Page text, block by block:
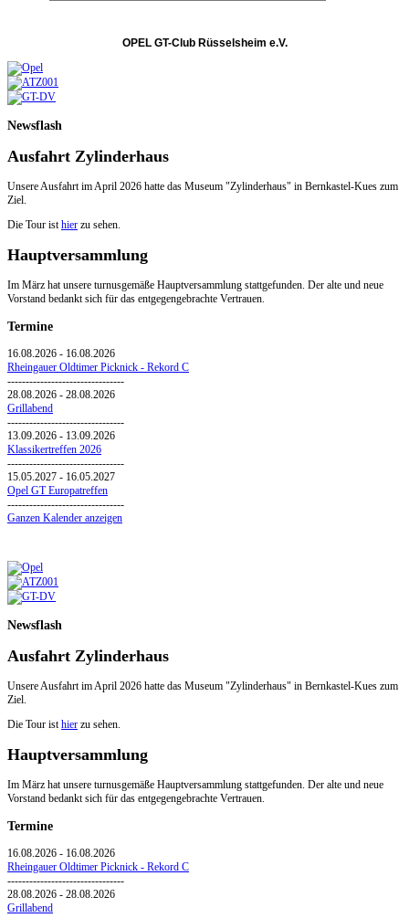
OPEL GT-Club Rüsselsheim e.V.
Newsflash
Ausfahrt Zylinderhaus
Unsere Ausfahrt im April 2026 hatte das Museum "Zylinderhaus" in Bernkastel-Kues zum
Ziel.
Die Tour isthier zu sehen.
Hauptversammlung
Im März hat unsere turnusgemäße Hauptversammlung stattgefunden. Der alte und neue
Vorstand bedankt sich für das entgegengebrachte Vertrauen.
Termine
16.08.2026 - 16.08.2026
Rheingauer Oldtimer Picknick - Rekord C
--------------------------------
28.08.2026 - 28.08.2026
Grillabend
--------------------------------
13.09.2026 - 13.09.2026
Klassikertreffen 2026
--------------------------------
15.05.2027 - 16.05.2027
Opel GT Europatreffen
--------------------------------
Ganzen Kalender anzeigen
Newsflash
Ausfahrt Zylinderhaus
Unsere Ausfahrt im April 2026 hatte das Museum "Zylinderhaus" in Bernkastel-Kues zum
Ziel.
Die Tour isthier zu sehen.
Hauptversammlung
Im März hat unsere turnusgemäße Hauptversammlung stattgefunden. Der alte und neue
Vorstand bedankt sich für das entgegengebrachte Vertrauen.
Termine
16.08.2026 - 16.08.2026
Rheingauer Oldtimer Picknick - Rekord C
--------------------------------
28.08.2026 - 28.08.2026
Grillabend